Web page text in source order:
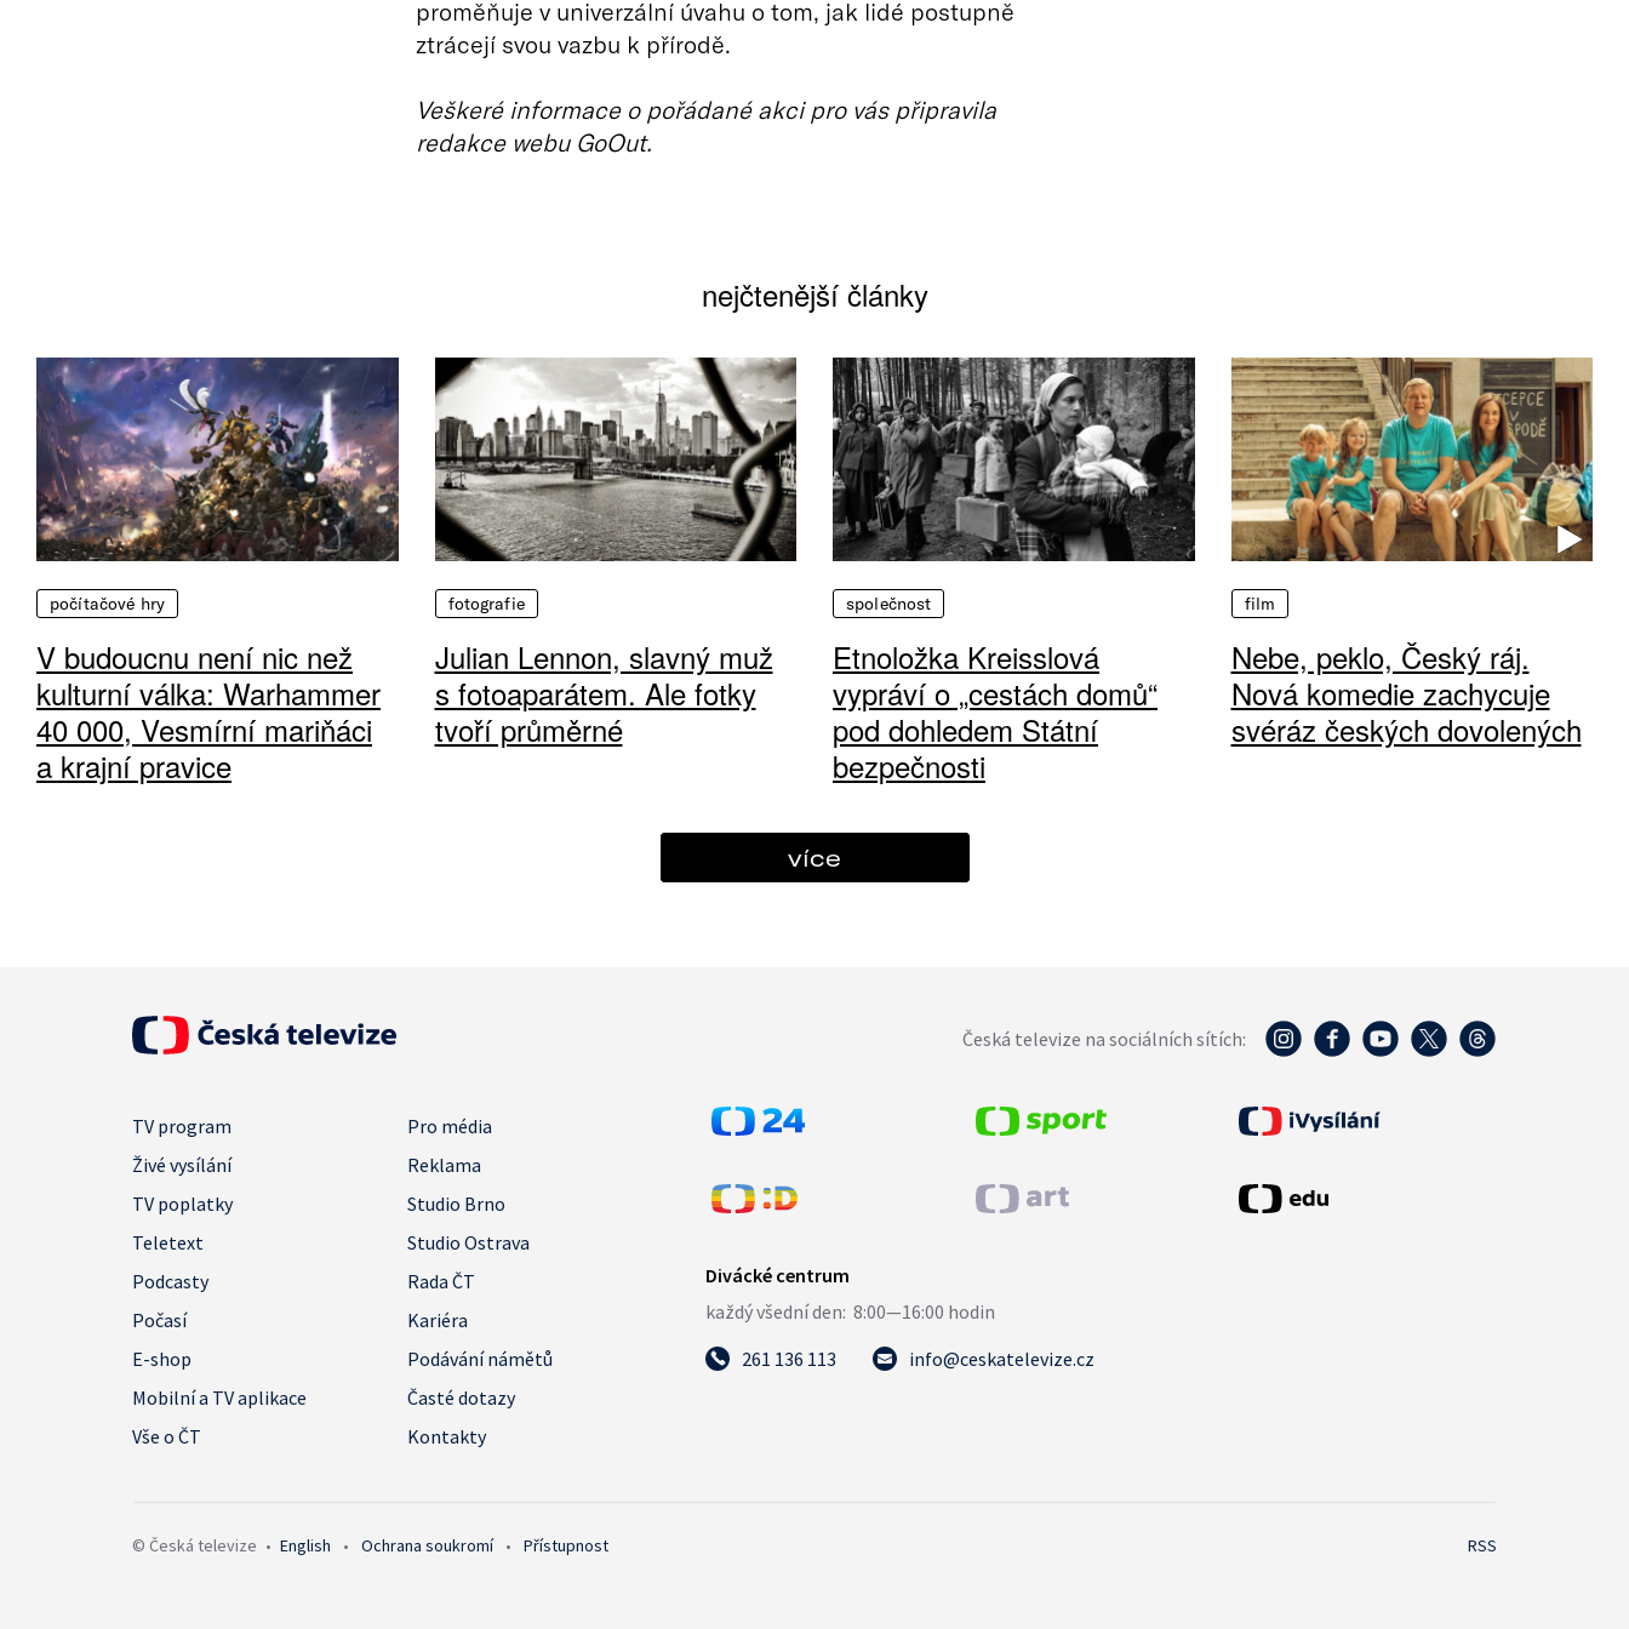
proměňuje v univerzální úvahu o tom, jak lidé postupně
ztrácejí svou vazbu k přírodě.
Veškeré informace o pořádané akci pro vás připravila
redakce webu GoOut.
nejčtenější články
počítačové hry
V budoucnu není nic než
kulturní válka: Warhammer
40 000, Vesmírní mariňáci
a krajní pravice
fotografie
Julian Lennon, slavný muž
s fotoaparátem. Ale fotky
tvoří průměrné
společnost
Etnoložka Kreisslová
vypráví o „cestách domů“
pod dohledem Státní
bezpečnosti
film
Nebe, peklo, Český ráj.
Nová komedie zachycuje
svéráz českých dovolených
více
Česká televize na sociálních sítích:
TV program
Pro média
Živé vysílání
Reklama
TV poplatky
Studio Brno
Teletext
Studio Ostrava
Podcasty
Rada ČT
Počasí
Kariéra
E-shop
Podávání námětů
Mobilní a TV aplikace
Časté dotazy
Vše o ČT
Kontakty
261 136 113 info@ceskatelevize.cz
© Česká televize • English • Ochrana soukromí • Přístupnost RSS